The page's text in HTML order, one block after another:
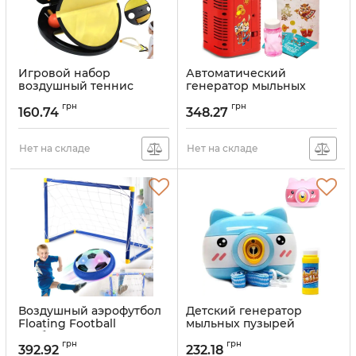
Игровой набор
воздушный теннис
детская развивающая
комплект сквоп ракетка
и 2 мяча для броска и
Артикул: 1852473
160.74 грн
Нет на складе
Автоматический
генератор мыльных
Bubble Machine DXS6225
световыми и звуковыми
348.27 грн
Нет на складе
Воздушный аэрофутбол
Floating Football
футбольные ворота с
аэромячом на
392.92 грн
Детский генератор
мыльных пузырей
HJ-458 в виде
232.18 грн